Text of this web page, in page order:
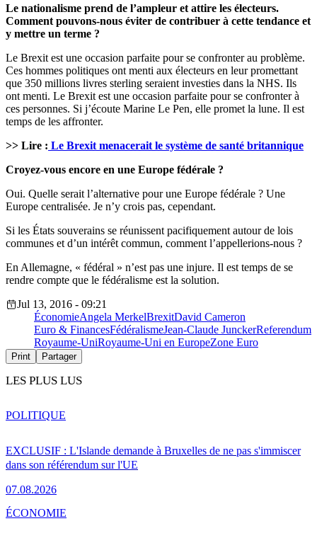
Le nationalisme prend de l’ampleur et attire les électeurs.
Comment pouvons-nous éviter de contribuer à cette tendance et
y mettre un terme ?
Le Brexit est une occasion parfaite pour se confronter au problème.
Ces hommes politiques ont menti aux électeurs en leur promettant
que 350 millions livres sterling seraient investies dans la NHS. Ils
ont menti. Le Brexit est une occasion parfaite pour se confronter à
ces personnes. Si j’écoute Marine Le Pen, elle promet la lune. Il est
temps de les affronter.
>> Lire : Le Brexit menacerait le système de santé britannique
Croyez-vous encore en une Europe fédérale ?
Oui. Quelle serait l’alternative pour une Europe fédérale ? Une
Europe centralisée. Je n’y crois pas, cependant.
Si les États souverains se réunissent pacifiquement autour de lois
communes et d’un intérêt commun, comment l’appellerions-nous ?
En Allemagne, « fédéral » n’est pas une injure. Il est temps de se
rendre compte que le fédéralisme est la solution.
Jul 13, 2016 - 09:21
ÉconomieAngela MerkelBrexitDavid Cameron
Euro & FinancesFédéralismeJean-Claude JunckerReferendum
Royaume-UniRoyaume-Uni en EuropeZone Euro
Print Partager
LES PLUS LUS
EXCLUSIF : L'Islande demande à Bruxelles de ne pas s'immiscer
dans son référendum sur l'UE
07.08.2026
POLITIQUE
ÉCONOMIE